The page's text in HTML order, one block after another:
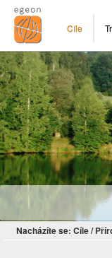
Cíle
Nacházíte se: Cíle/